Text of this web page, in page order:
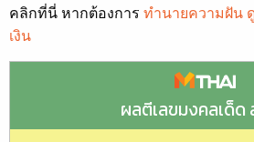
คลิกที่นี่ หากต้องการ ทำนายความฝัน
เงิน
ผลตีเลขมงคลเด็ด